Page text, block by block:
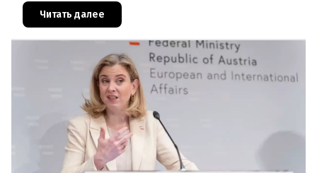
дней около 72 000 человек п
Читать далее